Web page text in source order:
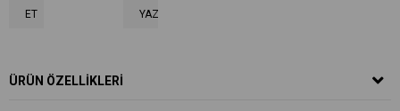
ET YAZ
ÜRÜN ÖZELLIKLERI